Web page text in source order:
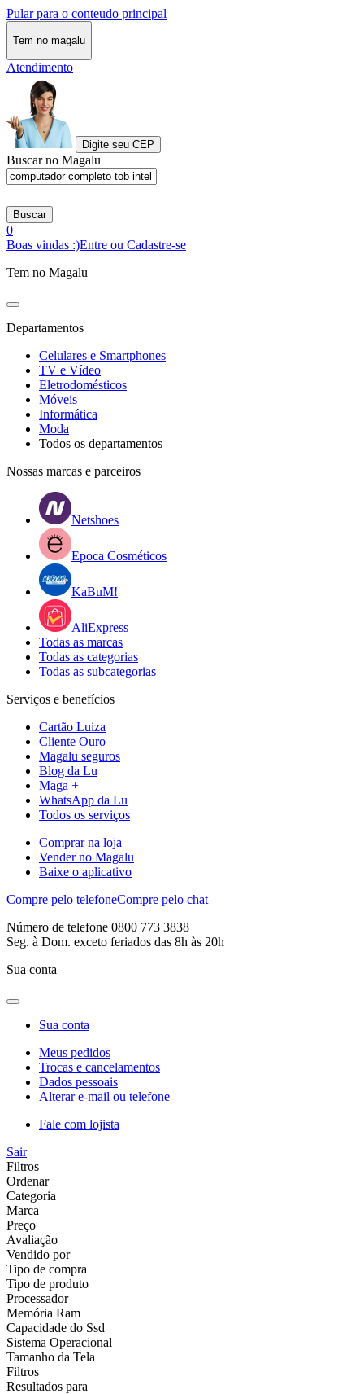
Pular para o conteudo principal
Tem no magalu
Atendimento
Digite seu CEP
Buscar no Magalu
Buscar
0
Boas vindas :)Entre ou Cadastre-se
Tem no Magalu
Departamentos
Celulares e Smartphones
TV e Vídeo
Eletrodomésticos
Móveis
Informática
Moda
Todos os departamentos
Nossas marcas e parceiros
Netshoes
Epoca Cosméticos
KaBuM!
AliExpress
Todas as marcas
Todas as categorias
Todas as subcategorias
Serviços e benefícios
Cartão Luiza
Cliente Ouro
Magalu seguros
Blog da Lu
Maga +
WhatsApp da Lu
Todos os serviços
Comprar na loja
Vender no Magalu
Baixe o aplicativo
Compre pelo telefoneCompre pelo chat
Número de telefone 0800 773 3838
Seg. à Dom. exceto feriados das 8h às 20h
Sua conta
Sua conta
Meus pedidos
Trocas e cancelamentos
Dados pessoais
Alterar e-mail ou telefone
Fale com lojista
Sair
Filtros
Ordenar
Categoria
Marca
Preço
Avaliação
Vendido por
Tipo de compra
Tipo de produto
Processador
Memória Ram
Capacidade do Ssd
Sistema Operacional
Tamanho da Tela
Filtros
Resultados para